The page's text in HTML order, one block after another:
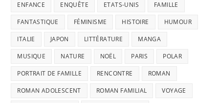
ENFANCE ENQUÊTE ETATS-UNIS FAMILLE
FANTASTIQUE FÉMINISME HISTOIRE HUMOUR
ITALIE JAPON LITTÉRATURE MANGA
MUSIQUE NATURE NOËL PARIS POLAR
PORTRAIT DE FAMILLE RENCONTRE ROMAN
ROMAN ADOLESCENT ROMAN FAMILIAL VOYAGE